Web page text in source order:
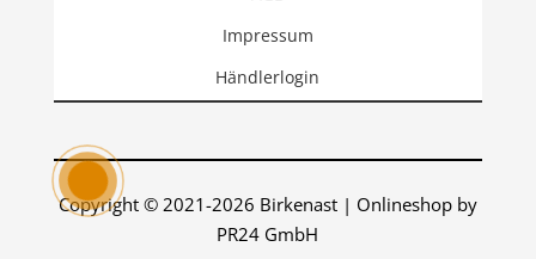
Impressum
Händlerlogin
Copyright © 2021-2026 Birkenast | Onlineshop by
PR24 GmbH